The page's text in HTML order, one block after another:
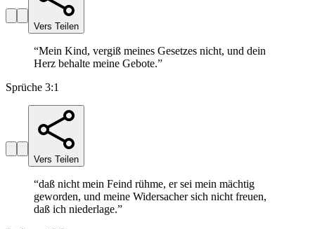
Vers Teilen
“Mein Kind, vergiß meines Gesetzes nicht, und dein
Herz behalte meine Gebote.”
Sprüche 3:1
Vers Teilen
“daß nicht mein Feind rühme, er sei mein mächtig
geworden, und meine Widersacher sich nicht freuen,
daß ich niederlage.”